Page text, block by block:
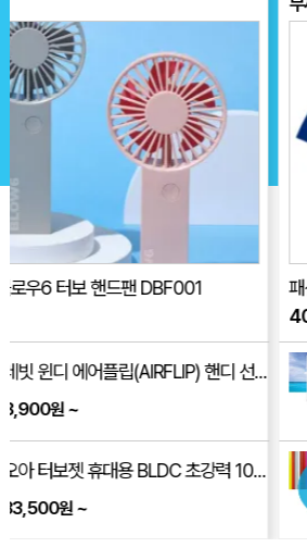
패션9쪽부채(대/250mm)-여신자루
[PP고투명]팬시(정사각)부채